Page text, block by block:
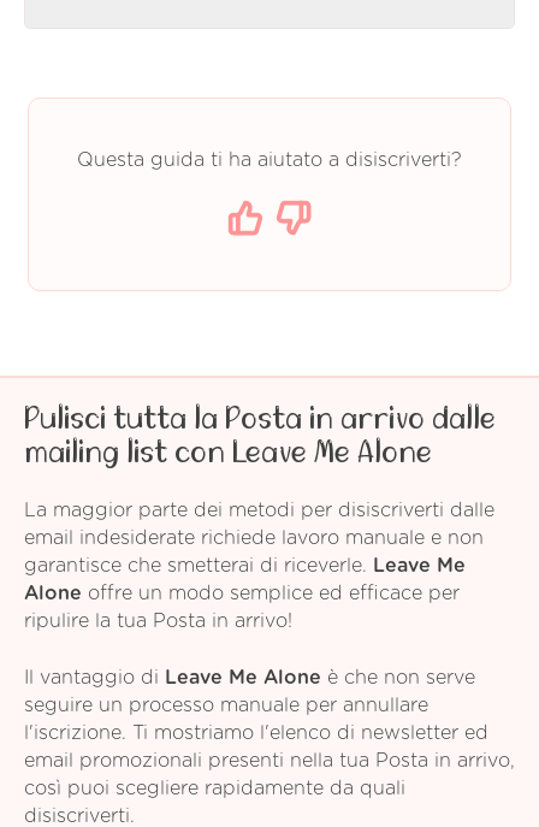
Questa guida ti ha aiutato a disiscriverti?
Pulisci tutta la Posta in arrivo dalle
mailing list con Leave Me Alone
La maggior parte dei metodi per disiscriverti dalle
email indesiderate richiede lavoro manuale e non
garantisce che smetterai di riceverle. Leave Me
Alone offre un modo semplice ed efficace per
ripulire la tua Posta in arrivo!
Il vantaggio di Leave Me Alone è che non serve
seguire un processo manuale per annullare
l'iscrizione. Ti mostriamo l'elenco di newsletter ed
email promozionali presenti nella tua Posta in arrivo,
così puoi scegliere rapidamente da quali
disiscriverti.